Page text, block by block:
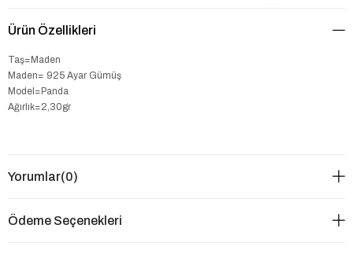
Ürün Özellikleri
Taş=Maden
Maden= 925 Ayar Gümüş
Model=Panda
Ağırlık=2,30gr
Yorumlar(0)
Ödeme Seçenekleri